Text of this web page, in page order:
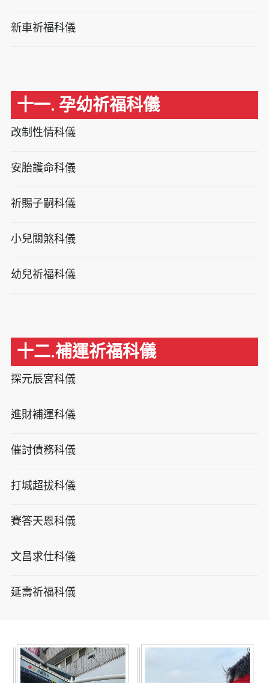
新車祈福科儀
十一. 孕幼祈福科儀
改制性情科儀
安胎護命科儀
祈賜子嗣科儀
小兒關煞科儀
幼兒祈福科儀
十二.補運祈福科儀
探元辰宮科儀
進財補運科儀
催討債務科儀
打城超拔科儀
賽答天恩科儀
文昌求仕科儀
延壽祈福科儀